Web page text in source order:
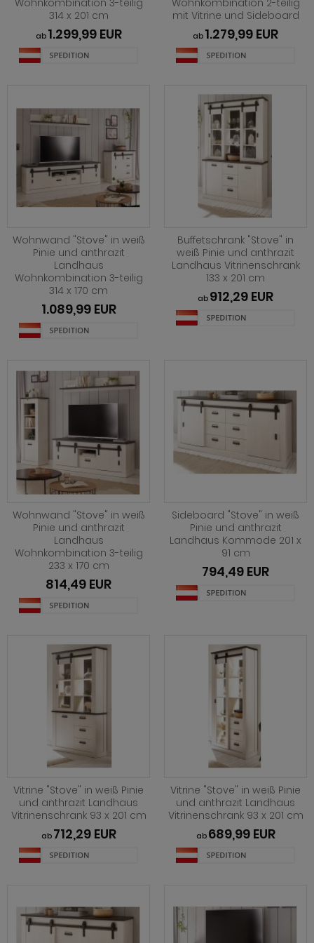
Wohnkombination 3-teilig
314 x 201 cm
ab 1.299,99 EUR
Wohnkombination 2-teilig
mit Vitrine und Sideboard
ab 1.279,99 EUR
Wohnwand "Stove" in weiß
Pinie und anthrazit
Landhaus
Wohnkombination 3-teilig
314 x 170 cm
1.089,99 EUR
Buffetschrank "Stove" in
weiß Pinie und anthrazit
Landhaus Vitrinenschrank
133 x 201 cm
ab 912,29 EUR
Wohnwand "Stove" in weiß
Pinie und anthrazit
Landhaus
Wohnkombination 3-teilig
233 x 170 cm
814,49 EUR
Sideboard "Stove" in weiß
Pinie und anthrazit
Landhaus Kommode 201 x
91 cm
794,49 EUR
Vitrine "Stove" in weiß Pinie
und anthrazit Landhaus
Vitrinenschrank 93 x 201 cm
ab 712,29 EUR
Vitrine "Stove" in weiß Pinie
und anthrazit Landhaus
Vitrinenschrank 93 x 201 cm
ab 689,99 EUR